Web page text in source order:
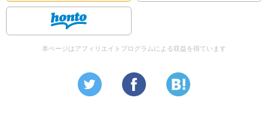
本ページはアフィリエイトプログラムによる収益を得ています